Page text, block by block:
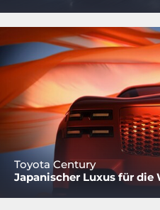
Toyota Century
Japanischer Luxus für die